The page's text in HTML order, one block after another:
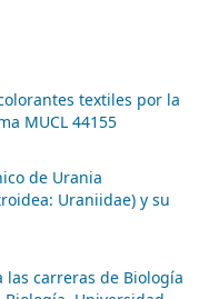
textiles por la
MUCL 44155
de Urania
Uraniidae) y su
las carreras de Biología